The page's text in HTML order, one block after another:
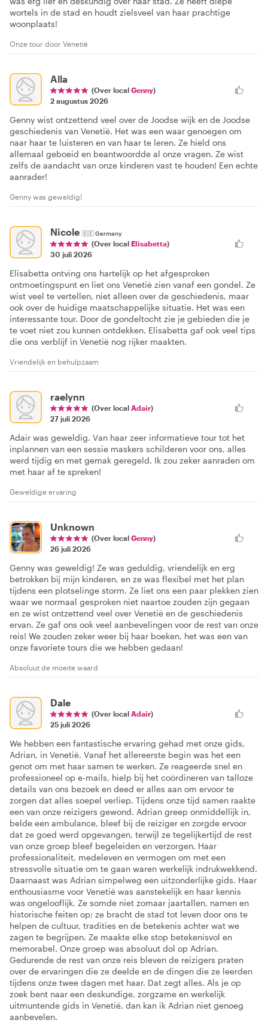
wortels in de stad en houdt zielsveel van haar prachtige
woonplaats!
Onze tour door Venetië
Alla
(Over local Genny)
2 augustus 2026
Genny wist ontzettend veel over de Joodse wijk en de Joodse
geschiedenis van Venetië. Het was een waar genoegen om
naar haar te luisteren en van haar te leren. Ze hield ons
allemaal geboeid en beantwoordde al onze vragen. Ze wist
zelfs de aandacht van onze kinderen vast te houden! Een echte
aanrader!
Genny was geweldig!
Nicole 🇩🇪Germany
(Over local Elisabetta)
30 juli 2026
Elisabetta ontving ons hartelijk op het afgesproken
ontmoetingspunt en liet ons Venetië zien vanaf een gondel. Ze
wist veel te vertellen, niet alleen over de geschiedenis, maar
ook over de huidige maatschappelijke situatie. Het was een
interessante tour. Door de gondeltocht zie je gebieden die je
te voet niet zou kunnen ontdekken. Elisabetta gaf ook veel tips
die ons verblijf in Venetië nog rijker maakten.
Vriendelijk en behulpzaam
raelynn
(Over local Adair)
27 juli 2026
Adair was geweldig. Van haar zeer informatieve tour tot het
inplannen van een sessie maskers schilderen voor ons, alles
werd tijdig en met gemak geregeld. Ik zou zeker aanraden om
met haar af te spreken!
Geweldige ervaring
Unknown
(Over local Genny)
26 juli 2026
Genny was geweldig! Ze was geduldig, vriendelijk en erg
betrokken bij mijn kinderen, en ze was flexibel met het plan
tijdens een plotselinge storm. Ze liet ons een paar plekken zien
waar we normaal gesproken niet naartoe zouden zijn gegaan
en ze wist ontzettend veel over Venetië en de geschiedenis
ervan. Ze gaf ons ook veel aanbevelingen voor de rest van onze
reis! We zouden zeker weer bij haar boeken, het was een van
onze favoriete tours die we hebben gedaan!
Absoluut de moeite waard
Dale
(Over local Adair)
25 juli 2026
We hebben een fantastische ervaring gehad met onze gids,
Adrian, in Venetië. Vanaf het allereerste begin was het een
genot om met haar samen te werken. Ze reageerde snel en
professioneel op e-mails, hielp bij het coördineren van talloze
details van ons bezoek en deed er alles aan om ervoor te
zorgen dat alles soepel verliep. Tijdens onze tijd samen raakte
een van onze reizigers gewond. Adrian greep onmiddellijk in,
belde een ambulance, bleef bij de reiziger en zorgde ervoor
dat ze goed werd opgevangen, terwijl ze tegelijkertijd de rest
van onze groep bleef begeleiden en verzorgen. Haar
professionaliteit, medeleven en vermogen om met een
stressvolle situatie om te gaan waren werkelijk indrukwekkend.
Daarnaast was Adrian simpelweg een uitzonderlijke gids. Haar
enthousiasme voor Venetië was aanstekelijk en haar kennis
was ongelooflijk. Ze somde niet zomaar jaartallen, namen en
historische feiten op; ze bracht de stad tot leven door ons te
helpen de cultuur, tradities en de betekenis achter wat we
zagen te begrijpen. Ze maakte elke stop betekenisvol en
memorabel. Onze groep was absoluut dol op Adrian.
Gedurende de rest van onze reis bleven de reizigers praten
over de ervaringen die ze deelde en de dingen die ze leerden
tijdens onze twee dagen met haar. Dat zegt alles. Als je op
zoek bent naar een deskundige, zorgzame en werkelijk
uitmuntende gids in Venetië, dan kan ik Adrian niet genoeg
aanbevelen.